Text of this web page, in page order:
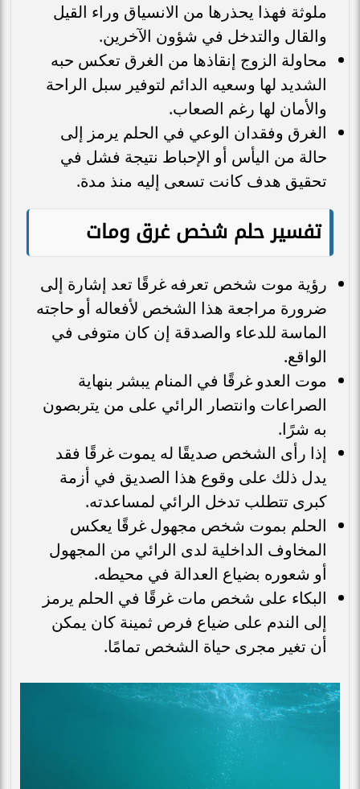
ملوثة فهذا يحذرها من الانسياق وراء القيل
والقال والتدخل في شؤون الآخرين.
محاولة الزوج إنقاذها من الغرق تعكس حبه
الشديد لها وسعيه الدائم لتوفير سبل الراحة
والأمان لها رغم الصعاب.
الغرق وفقدان الوعي في الحلم يرمز إلى
حالة من اليأس أو الإحباط نتيجة فشل في
تحقيق هدف كانت تسعى إليه منذ مدة.
تفسير حلم شخص غرق ومات
رؤية موت شخص تعرفه غرقًا تعد إشارة إلى
ضرورة مراجعة هذا الشخص لأفعاله أو حاجته
الماسة للدعاء والصدقة إن كان متوفى في
الواقع.
موت العدو غرقًا في المنام يبشر بنهاية
الصراعات وانتصار الرائي على من يتربصون
به شرًا.
إذا رأى الشخص صديقًا له يموت غرقًا فقد
يدل ذلك على وقوع هذا الصديق في أزمة
كبرى تتطلب تدخل الرائي لمساعدته.
الحلم بموت شخص مجهول غرقًا يعكس
المخاوف الداخلية لدى الرائي من المجهول
أو شعوره بضياع العدالة في محيطه.
البكاء على شخص مات غرقًا في الحلم يرمز
إلى الندم على ضياع فرص ثمينة كان يمكن
أن تغير مجرى حياة الشخص تمامًا.